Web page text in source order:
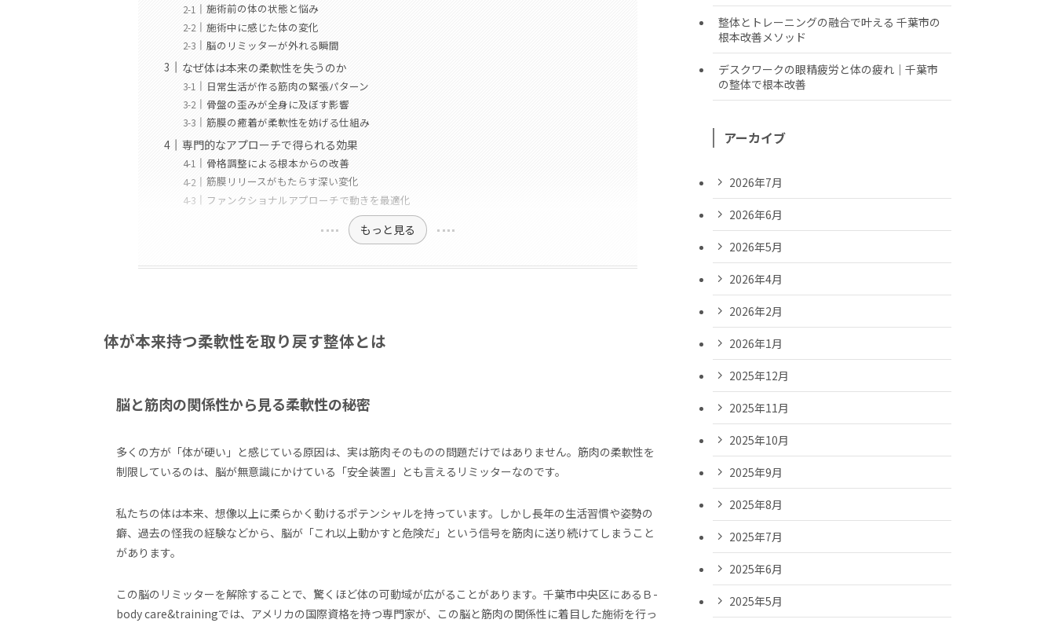
施術前の体の状態と悩み
施術中に感じた体の変化
脳のリミッターが外れる瞬間
なぜ体は本来の柔軟性を失うのか
日常生活が作る筋肉の緊張パターン
骨盤の歪みが全身に及ぼす影響
筋膜の癒着が柔軟性を妨げる仕組み
専門的なアプローチで得られる効果
骨格調整による根本からの改善
筋膜リリースがもたらす深い変化
ファンクショナルアプローチで動きを最適化
もっと見る
体が本来持つ柔軟性を取り戻す整体とは
脳と筋肉の関係性から見る柔軟性の秘密
多くの方が「体が硬い」と感じている原因は、実は筋肉そのものの問題だけではありません。筋肉の柔軟性を
制限しているのは、脳が無意識にかけている「安全装置」とも言えるリミッターなのです。
私たちの体は本来、想像以上に柔らかく動けるポテンシャルを持っています。しかし長年の生活習慣や姿勢の
癖、過去の怪我の経験などから、脳が「これ以上動かすと危険だ」という信号を筋肉に送り続けてしまうこと
があります。
この脳のリミッターを解除することで、驚くほど体の可動域が広がることがあります。千葉市中央区にあるＢ-
body care&trainingでは、アメリカの国際資格を持つ専門家が、この脳と筋肉の関係性に着目した施術を行っ
整体とトレーニングの融合で叶える 千葉市の
根本改善メソッド
デスクワークの眼精疲労と体の疲れ｜千葉市
の整体で根本改善
アーカイブ
2026年7月
2026年6月
2026年5月
2026年4月
2026年2月
2026年1月
2025年12月
2025年11月
2025年10月
2025年9月
2025年8月
2025年7月
2025年6月
2025年5月